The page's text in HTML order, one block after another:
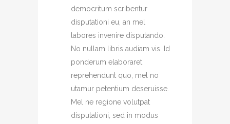
democritum scribentur
disputationi eu, an mel
labores invenire disputando.
No nullam libris audiam vis. Id
ponderum elaboraret
reprehendunt quo, mel no
utamur petentium deseruisse.
Mel ne regione volutpat
disputationi, sed in modus